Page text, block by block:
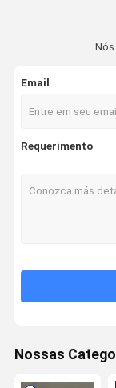
Email
Requerimento
Nossas